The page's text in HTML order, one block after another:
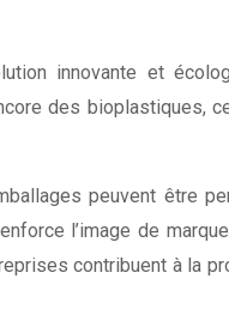
innovante et
des bioplastiques,
peuvent
l’image de
contribuent à la